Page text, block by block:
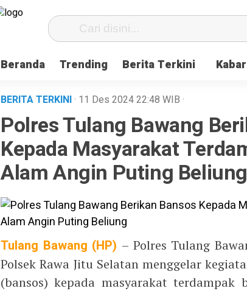
Beranda Trending Berita Terkini
BERITA TERKINI· 11 Des 202422:48 WIB ·
Polres Tulang Bawang
Kepada Masyarakat
Alam Angin Puting Beliung
Tulang Bawang (HP) – Polres Tulang
Polsek Rawa Jitu Selatan menggelar
(bansos) kepada masyarakat